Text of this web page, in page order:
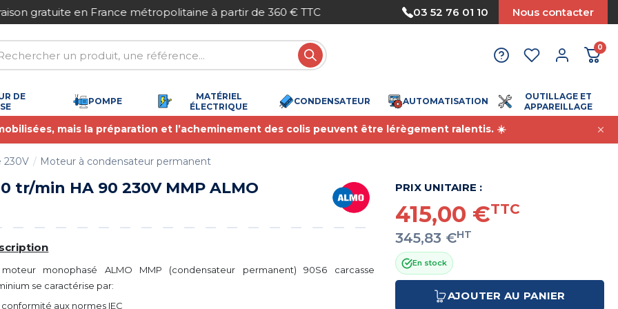
Paiement sécurisé Nous acceptons le paiement par
03 52 76 01 10 Nous contacter
0
DE
POMPE
MATÉRIEL
ÉLECTRIQUE
CONDENSATEUR AUTOMATISATION
OUTILLAGE ET
APPAREILLAGE
mais la préparation et l’acheminement des colis peuvent être lérègement ralentis. ☀️
230V Moteur à condensateur permanent
tr/min HA 90 230V MMP ALMO
monophasé ALMO MMP (condensateur permanent) 90S6 carcasse
se caractérise par:
conformité aux normes IEC
PRIX UNITAIRE :
415,00 €TTC
345,83 €HT
En stock
AJOUTER AU PANIER